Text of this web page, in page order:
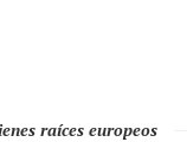
raíces europeos